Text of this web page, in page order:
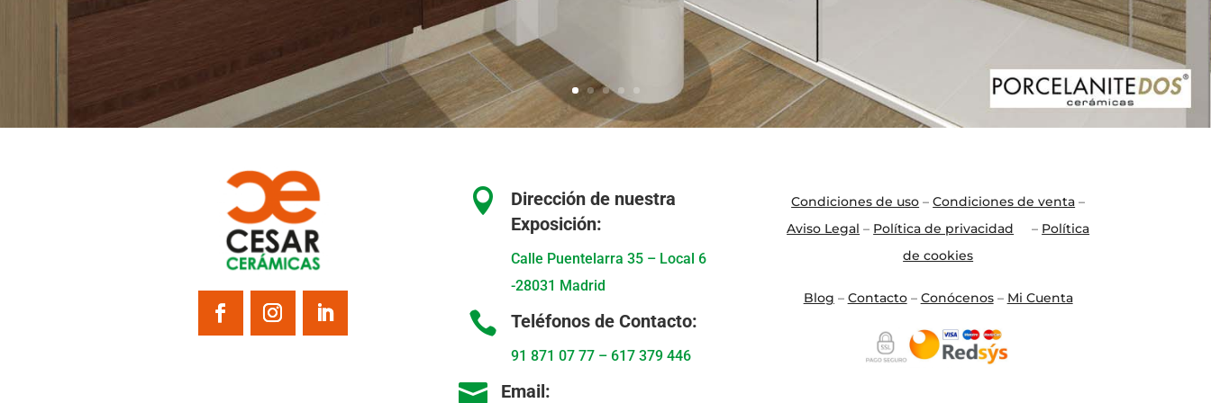

Dirección de nuestra
Exposición:
Calle Puentelarra 35 – Local 6
-28031 Madrid
 Teléfonos de Contacto:
91 871 07 77 – 617 379 446
 Email:
Condiciones de uso –Condiciones de venta –
Aviso Legal – Política de privacidad – Política
de cookies
Blog – Contacto– Conócenos– Mi Cuenta